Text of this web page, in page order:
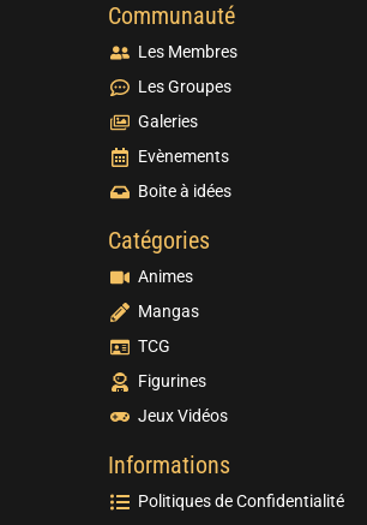
Communauté
Les Membres
Les Groupes
Galeries
Evènements
Boite à idées
Catégories
Animes
Mangas
TCG
Figurines
Jeux Vidéos
Informations
Politiques de Confidentialité